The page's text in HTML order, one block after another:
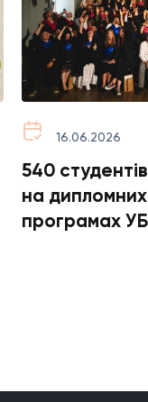
16.06.2026
540
на дипломних
програмах